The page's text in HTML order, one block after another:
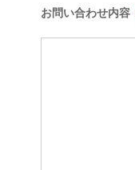
お問い合わせ内容